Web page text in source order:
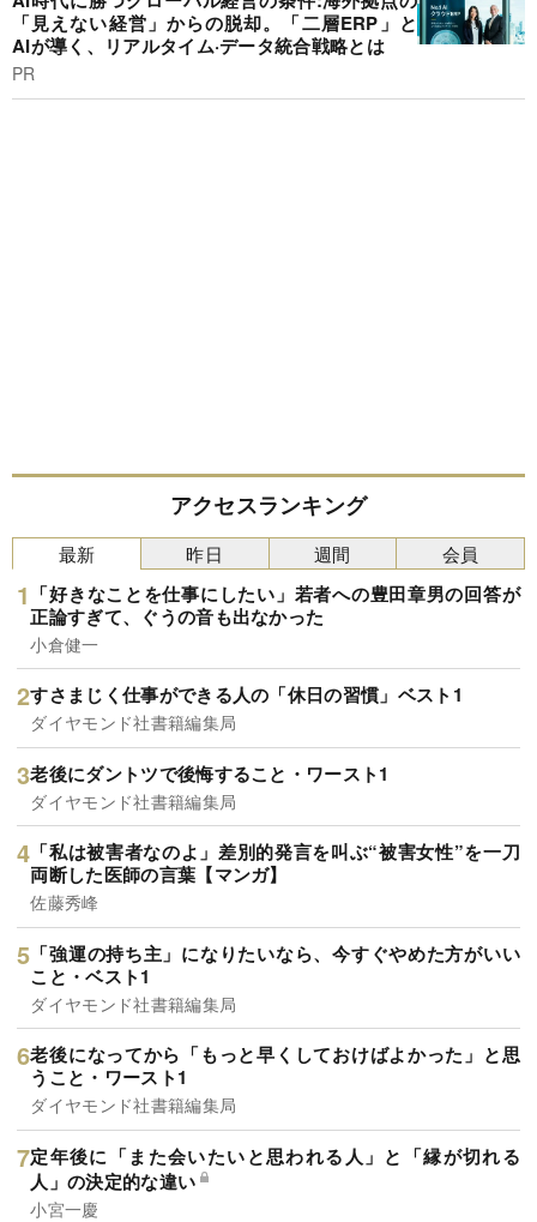
「見えない経営」からの脱却。「二層ERP」と
AIが導く、リアルタイム·データ統合戦略とは
PR
アクセスランキング
最新
「好きなことを仕事にしたい」若者への豊田章男の回答が
正論すぎて、ぐうの音も出なかった
小倉健一
すさまじく仕事ができる人の「休日の習慣」ベスト1
ダイヤモンド社書籍編集局
老後にダントツで後悔すること・ワースト1
ダイヤモンド社書籍編集局
「私は被害者なのよ」差別的発言を叫ぶ“被害女性”を一刀
両断した医師の言葉【マンガ】
佐藤秀峰
「強運の持ち主」になりたいなら、今すぐやめた方がいい
こと・ベスト1
ダイヤモンド社書籍編集局
老後になってから「もっと早くしておけばよかった」と思
うこと・ワースト1
ダイヤモンド社書籍編集局
定年後に「また会いたいと思われる人」と「縁が切れる
人」の決定的な違い
小宮一慶
昨日 週間 会員